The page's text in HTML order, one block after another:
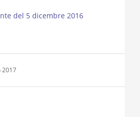
del 5 dicembre 2016
2017